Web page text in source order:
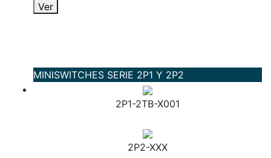
Ver
MINISWITCHES SERIE 2P1 Y 2P2
2P1-2TB-X001
2P2-XXX